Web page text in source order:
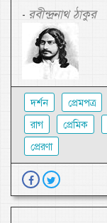
- রবীন্দ্রনাথ ঠাকুর
দর্শন প্রেমপত্র
রাগ
প্রেমিক
প্রেরণা